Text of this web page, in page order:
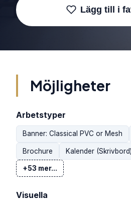
Lägg till i
Möjligheter
Arbetstyper
Banner: Classical PVC or Mesh
Brochure Kalender (Skrivbord)
+53 mer...
Visuella